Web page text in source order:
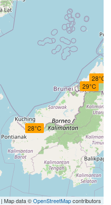
28°C
29°C
28°C
| Map data ©OpenStreetMapcontributors